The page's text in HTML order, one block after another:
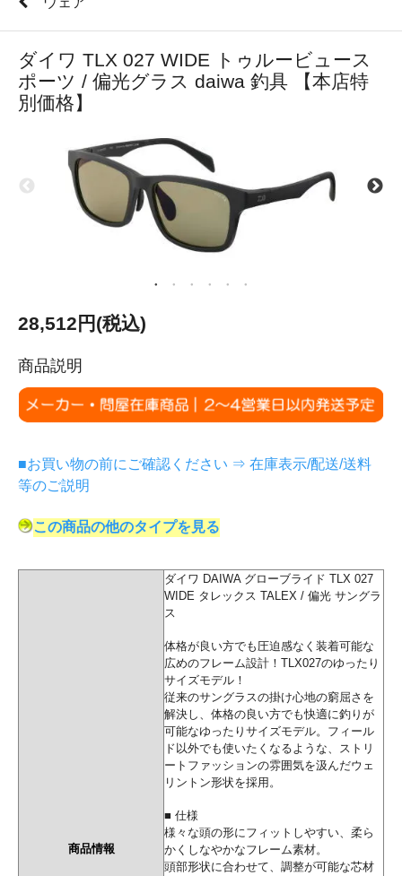
ダイワ TLX 027 WIDE トゥルービュース
ポーツ / 偏光グラス daiwa 釣具 【本店特
別価格】
28,512円(税込)
商品説明
■お買い物の前にご確認ください ⇒ 在庫表示/配送/送料
等のご説明
この商品の他のタイプを見る
商品情報
ダイワ DAIWA グローブライド TLX 027
WIDE タレックス TALEX / 偏光 サングラ
ス
体格が良い方でも圧迫感なく装着可能な
広めのフレーム設計！TLX027のゆったり
サイズモデル！
従来のサングラスの掛け心地の窮屈さを
解決し、体格の良い方でも快適に釣りが
可能なゆったりサイズモデル。フィール
ド以外でも使いたくなるような、ストリ
ートファッションの雰囲気を汲んだウェ
リントン形状を採用。
■ 仕様
様々な頭の形にフィットしやすい、柔ら
かくしなやかなフレーム素材。
頭部形状に合わせて、調整が可能な芯材